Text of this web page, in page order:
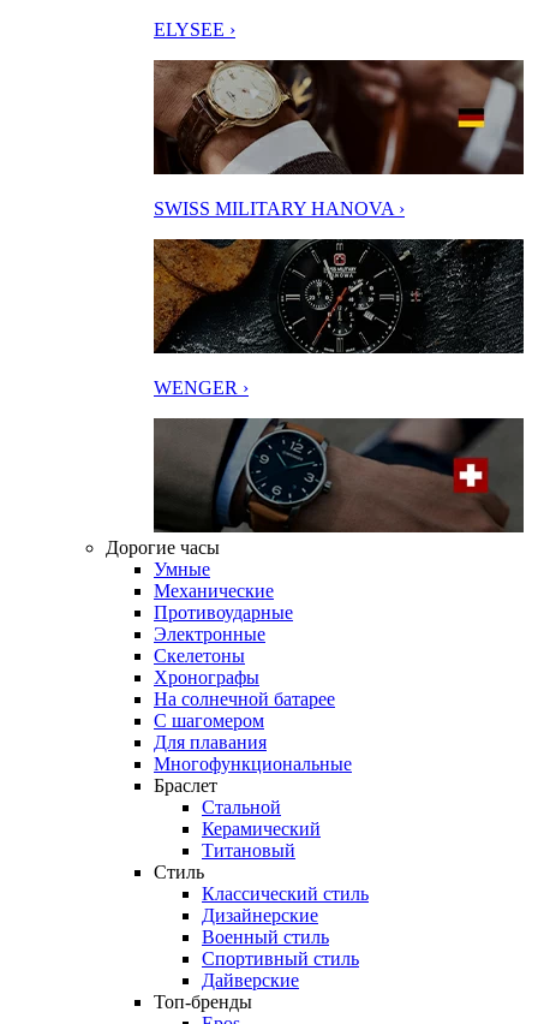
ELYSEE ›
SWISS MILITARY HANOVA ›
WENGER ›
Дорогие часы
Умные
Механические
Противоударные
Электронные
Скелетоны
Хронографы
На солнечной батарее
С шагомером
Для плавания
Многофункциональные
Браслет
Стальной
Керамический
Титановый
Стиль
Классический стиль
Дизайнерские
Военный стиль
Спортивный стиль
Дайверские
Топ-бренды